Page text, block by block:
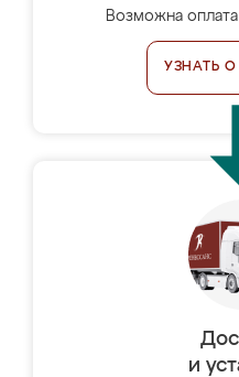
Возможна
УЗНАТЬ
и